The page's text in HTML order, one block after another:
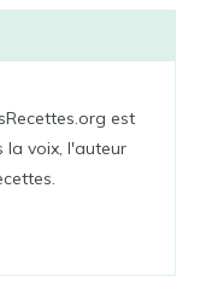
est
la voix, l'auteur